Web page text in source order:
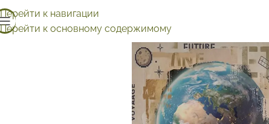
Перейти к навигации
Перейти к основному содержимому